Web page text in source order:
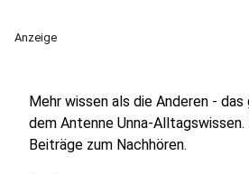
Anzeige
Mehr wissen als die Anderen -
dem Antenne Unna-
Beiträge zum Nachhören.